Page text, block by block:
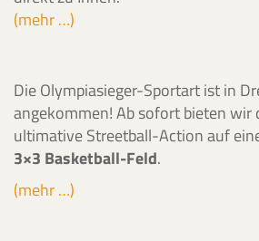
(mehr …)
Die Olympiasieger-Sportart ist in
angekommen! Ab sofort bieten wir
ultimative Streetball-Action auf
3×3 Basketball-Feld.
(mehr …)